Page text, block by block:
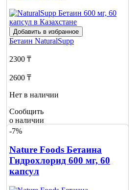
Добавить в избранное
Бетаин NaturalSupp
2300 ₸
2600 ₸
Нет в наличии
Сообщить
о наличии
-7%
Nature Foods Бетаина
Гидрохлорид 600 мг, 60
капсул